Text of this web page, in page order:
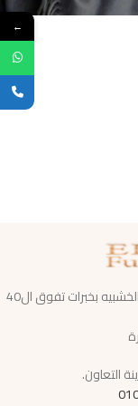
شركه رائدة و متخصصه فى تنفيذ الاثاث و الديكورات الخشبيه بخبرات تفوق ال40
التعاون.
←